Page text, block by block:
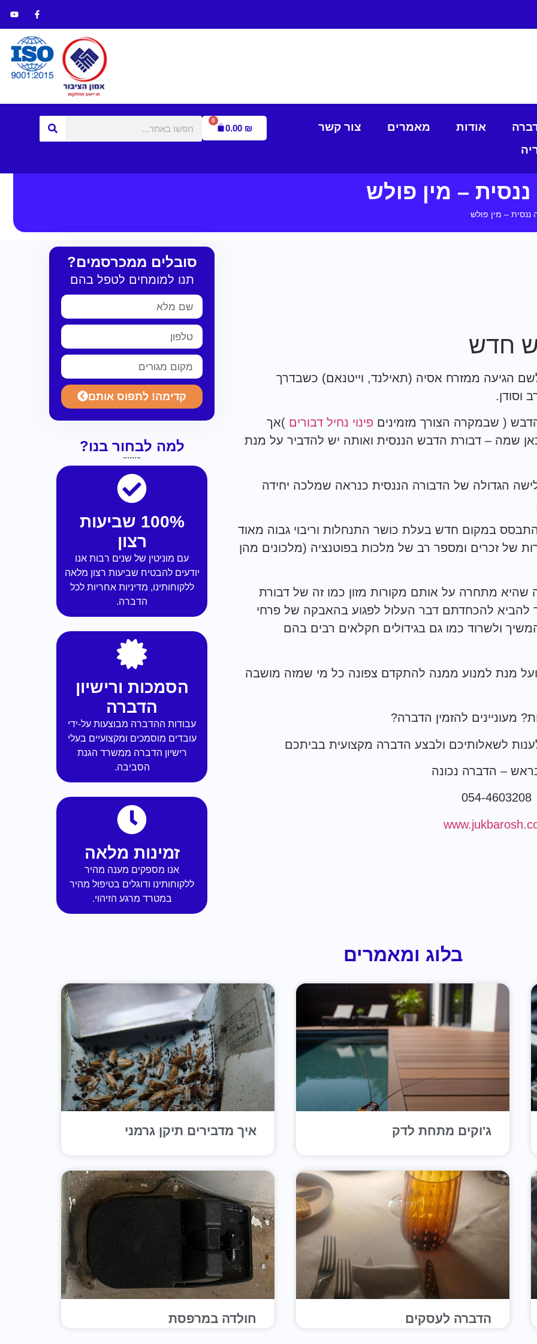
אודות מאמרים
צור קשר
0.00 ₪
0
– מין פולש
ננסית – מין פולש
חדש
הגיעה ממזרח אסיה (תאילנד, וייטנאם) כשבדרך
וסודן.
( שבמקרה הצורך מזמינים פינוי נחיל דבורים )אך
שמה – דבורת הדבש הננסית ואותה יש להדביר על מנת
הגדולה של הדבורה הננסית כנראה שמלכה יחידה
במקום חדש בעלת כושר התנחלות וריבוי גבוה מאוד
של זכרים ומספר רב של מלכות בפוטנציה (מלכונים מהן
מתחרה על אותם מקורות מזון כמו זה של דבורת
להביא להכחדתם דבר העלול לפגוע בהאבקה של פרחי
ולשרוד כמו גם בגידולים חקלאים רבים בהם
ועל מנת למנוע ממנה להתקדם צפונה כל מי שמזה מושבה
מעוניינים להזמין הדברה?
לשאלותיכם ולבצע הדברה מקצועית בביתכם
– הדברה נכונה
054-4603208
סובלים ממכרסמים?
תנו למומחים לטפל בהם
קדימה! לתפוס אותם
למה לבחור בנו?
100% שביעות
רצון
עם מוניטין של שנים רבות אנו
יודעים להבטיח שביעות רצון מלאה
ללקוחותינו, מדיניות אחריות לכל
הדברה.
הסמכות ורישיון
הדברה
עבודות ההדברה מבוצעות על-ידי
עובדים מוסמכים ומקצועיים בעלי
רישיון הדברה ממשרד הגנת
הסביבה.
זמינות מלאה
אנו מספקים מענה מהיר
ללקוחותינו ודוגלים בטיפול מהיר
במטרד מרגע הזיהוי.
בלוג ומאמרים
ג'וקים מתחת לדק איך מדבירים תיקן גרמני
הדברה לעסקים חולדה במרפסת